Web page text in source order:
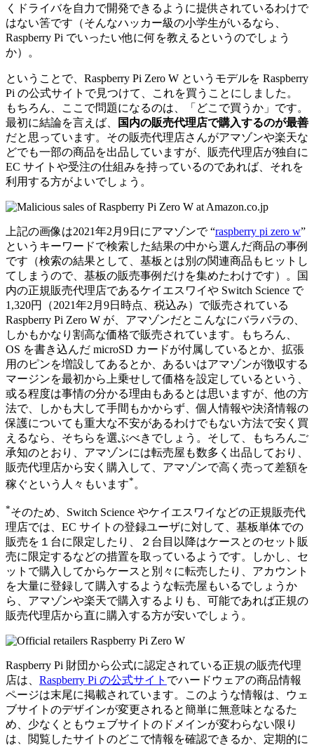
くドライバを自力で開発できるように提供されているわけで
はない筈です（そんなハッカー級の小学生がいるなら、
Raspberry Pi でいったい他に何を教えるというのでしょう
か）。
ということで、Raspberry Pi Zero W というモデルを Raspberry
Pi の公式サイトで見つけて、これを買うことにしました。
もちろん、ここで問題になるのは、「どこで買うか」です。
最初に結論を言えば、
国内の販売代理店で購入するのが最善
だと思っています。その販売代理店さんがアマゾンや楽天な
どでも一部の商品を出品していますが、販売代理店が独自に
EC サイトや受注の仕組みを持っているのであれば、それを
利用する方がよいでしょう。
上記の画像は2021年2月9日にアマゾンで “raspberry pi zero w”
というキーワードで検索した結果の中から選んだ商品の事例
です（検索の結果として、基板とは別の関連商品もヒットし
てしまうので、基板の販売事例だけを集めたわけです）。国
内の正規販売代理店であるケイエスワイや Switch Science で
1,320円（2021年2月9日時点、税込み）で販売されている
Raspberry Pi Zero W が、アマゾンだとこんなにバラバラの、
しかもかなり割高な価格で販売されています。もちろん、
OS を書き込んだ microSD カードが付属しているとか、拡張
用のピンを増設してあるとか、あるいはアマゾンが徴収する
マージンを最初から上乗せして価格を設定しているという、
或る程度は事情の分かる理由もあるとは思いますが、他の方
法で、しかも大して手間もかからず、個人情報や決済情報の
保護についても重大な不安があるわけでもない方法で安く買
えるなら、そちらを選ぶべきでしょう。そして、もちろんご
承知のとおり、アマゾンには転売屋も数多く出品しており、
販売代理店から安く購入して、アマゾンで高く売って差額を
稼ぐという人々もいます* 。
*そのため、Switch Science やケイエスワイなどの正規販売代
理店では、EC サイトの登録ユーザに対して、基板単体での
販売を１台に限定したり、２台目以降はケースとのセット販
売に限定するなどの措置を取っているようです。しかし、セ
ットで購入してからケースと別々に転売したり、アカウント
を大量に登録して購入するような転売屋もいるでしょうか
ら、アマゾンや楽天で購入するよりも、可能であれば正規の
販売代理店から直に購入する方が安いでしょう。
Raspberry Pi 財団から公式に認定されている正規の販売代理
店は、 Raspberry Pi の公式サイト でハードウェアの商品情報
ページは末尾に掲載されています。このような情報は、ウェ
ブサイトのデザインが変更されると簡単に無意味となるた
め、少なくともウェブサイトのドメインが変わらない限り
は、閲覧したサイトのどこで情報を確認できるか、定期的に